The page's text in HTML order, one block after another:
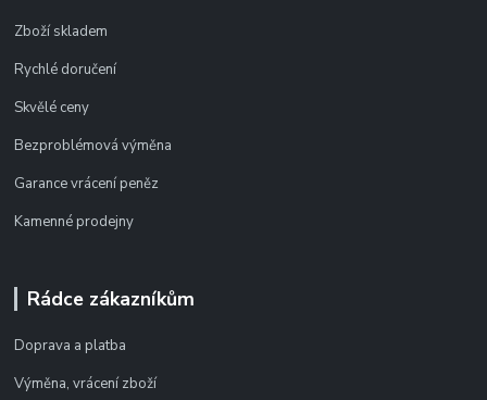
Zboží skladem
Rychlé doručení
Skvělé ceny
Bezproblémová výměna
Garance vrácení peněz
Kamenné prodejny
Rádce zákazníkům
Doprava a platba
Výměna, vrácení zboží